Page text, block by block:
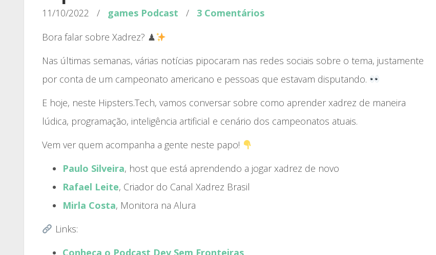
volume.
11/10/2022 / games Podcast /
3 Comentários
Bora falar sobre Xadrez? ♟
Nas últimas semanas, várias notícias pipocaram nas redes sociais sobre o tema, justamente
por conta de um campeonato americano e pessoas que estavam disputando.
E hoje, neste Hipsters.Tech, vamos conversar sobre como aprender xadrez de maneira
lúdica, programação, inteligência artificial e cenário dos campeonatos atuais.
Vem ver quem acompanha a gente neste papo!
Paulo Silveira, host que está aprendendo a jogar xadrez de novo
Rafael Leite, Criador do Canal Xadrez Brasil
Mirla Costa, Monitora na Alura
Links:
Conheça o Podcast Dev Sem Fronteiras